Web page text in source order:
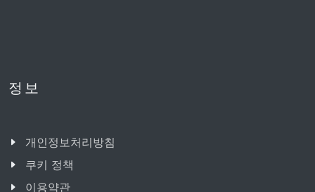
정보
개인정보처리방침
쿠키 정책
이용약관